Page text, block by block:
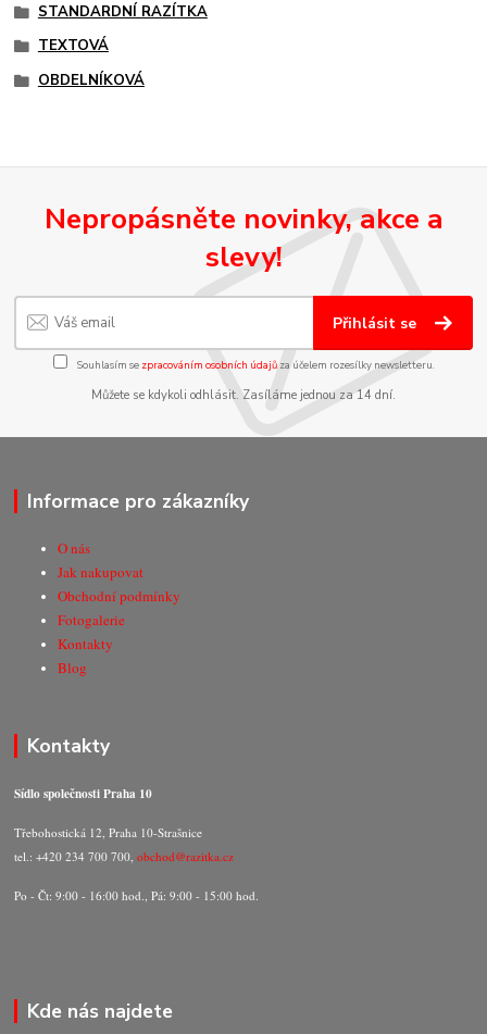
STANDARDNÍ RAZÍTKA
TEXTOVÁ
OBDELNÍKOVÁ
Nepropásněte novinky, akce a
slevy!
Přihlásit se
Souhlasím se zpracováním osobních údajůza účelem rozesílky newsletteru.
Můžete se kdykoli odhlásit. Zasíláme jednou za 14 dní.
Informace pro zákazníky
O nás
Jak nakupovat
Obchodní podmínky
Fotogalerie
Kontakty
Blog
Kontakty
Sídlo společnosti Praha 10
Třebohostická 12, Praha 10-Strašnice
tel.: +420 234 700 700,obchod@razitka.cz
Po - Čt: 9:00 - 16:00 hod., Pá: 9:00 - 15:00 hod.
Kde nás najdete